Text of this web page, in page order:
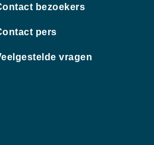
bezoekers
pers
vragen